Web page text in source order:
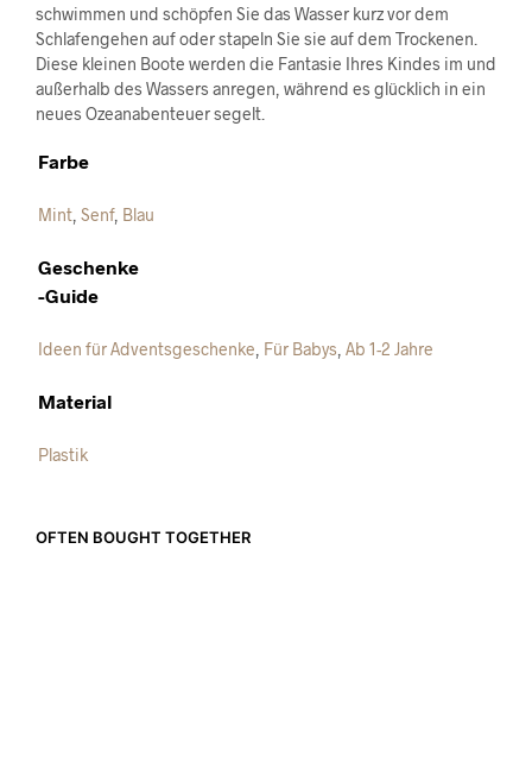
schwimmen und schöpfen Sie das Wasser kurz vor dem
Schlafengehen auf oder stapeln Sie sie auf dem Trockenen.
Diese kleinen Boote werden die Fantasie Ihres Kindes im und
außerhalb des Wassers anregen, während es glücklich in ein
neues Ozeanabenteuer segelt.
Farbe
Mint Senf, Blau
Geschenke
-Guide
Ideen für Adventsgeschenke Für Babys Ab 1-2 Jahre
Material
Plastik
OFTEN BOUGHT TOGETHER